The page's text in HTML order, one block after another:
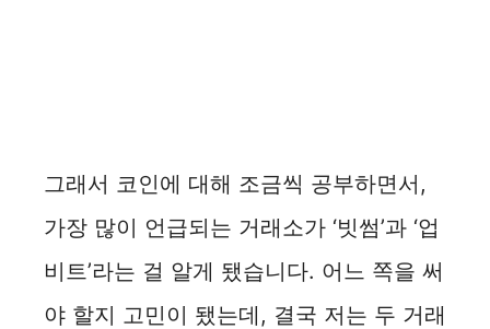
그래서 코인에 대해 조금씩 공부하면서,
가장 많이 언급되는 거래소가 ‘빗썸’과 ‘업
비트’라는 걸 알게 됐습니다. 어느 쪽을 써
야 할지 고민이 됐는데, 결국 저는 두 거래